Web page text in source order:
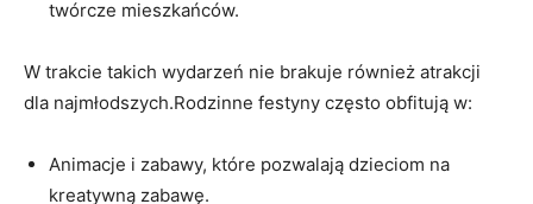
twórcze mieszkańców.
W trakcie takich wydarzeń nie brakuje również atrakcji
dla najmłodszych.Rodzinne festyny często obfitują w:
Animacje i zabawy, które pozwalają dzieciom na
kreatywną zabawę.